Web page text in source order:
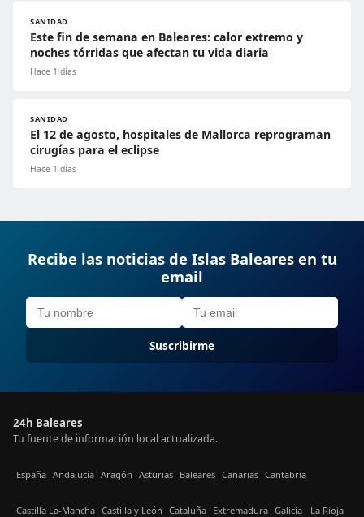
SANIDAD
Este fin de semana en Baleares: calor extremo y
noches tórridas que afectan tu vida diaria
Hace 1 días
SANIDAD
El 12 de agosto, hospitales de Mallorca reprograman
cirugías para el eclipse
Hace 1 días
Recibe las noticias de Islas Baleares en tu
email
Suscribirme
24h Baleares
Tu fuente de información local actualizada.
España Andalucía Aragón Asturias Baleares Canarias Cantabria
Castilla La-Mancha Castilla y León Cataluña Extremadura Galicia La Rioja